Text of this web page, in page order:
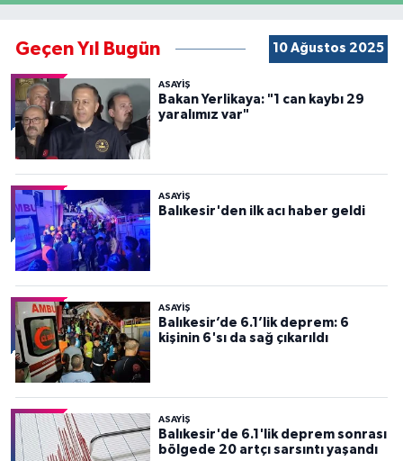
Geçen Yıl Bugün 10 Ağustos 2025
ASAYİŞ
Bakan Yerlikaya: "1 can kaybı 29
yaralımız var"
ASAYİŞ
Balıkesir'den ilk acı haber geldi
ASAYİŞ
Balıkesir’de 6.1’lik deprem: 6
kişinin 6'sı da sağ çıkarıldı
ASAYİŞ
Balıkesir'de 6.1'lik deprem sonrası
bölgede 20 artçı sarsıntı yaşandı